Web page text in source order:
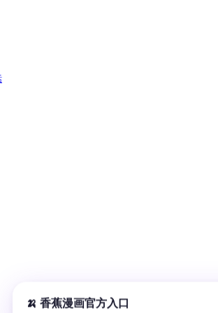
🍌 香蕉漫画官方入口